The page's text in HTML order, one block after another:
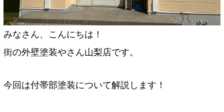
みなさん、こんにちは！
街の外壁塗装やさん山梨店です。
今回は付帯部塗装について解説します！